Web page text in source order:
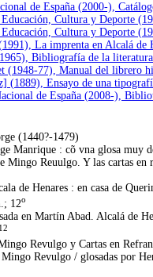
de España (2000-),
Cultura y Deporte
Cultura y Deporte
La imprenta en Alcalá de
Bibliografía de la
(1948-77), Manual del librero
(1889), Ensayo de una
de España (2008-),
(1440?-1479)
Manrique : cõ vna glosa muy
Mingo Reuulgo. Y las cartas
de Henares : en casa de
12o
en Martín Abad. Alcalá de
12
Revulgo y Cartas en
Revulgo / glosadas por